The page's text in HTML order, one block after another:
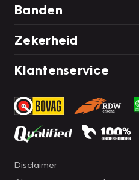
Banden
Zekerheid
Klantenservice
Disclaimer